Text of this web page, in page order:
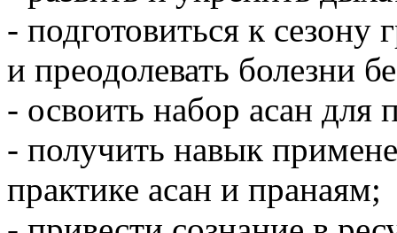
- подготовиться к
и преодолевать болезни
- освоить набор асан для
- получить навык
практике асан и пранаям;